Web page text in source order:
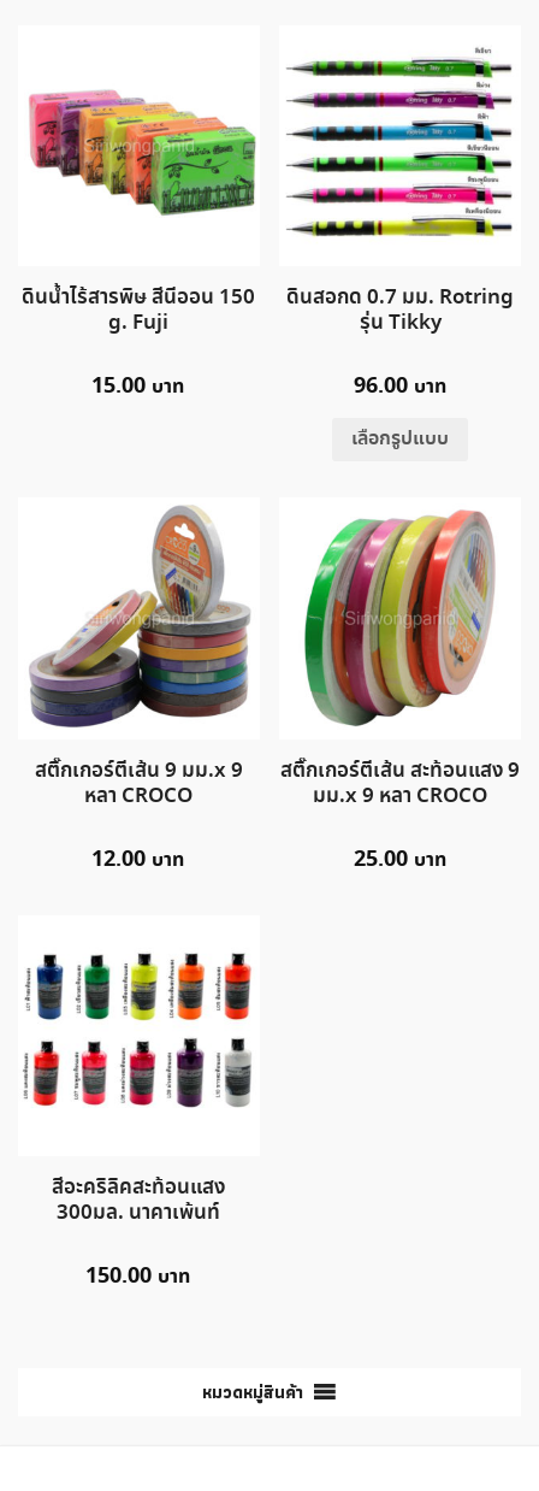
ดินน้ำไร้สารพิษ สีนีออน 150
g. Fuji
15.00
ดินสอกด 0.7 มม. Rotring
รุ่น Tikky
96.00
เลือกรูปแบบ
สติ๊กเกอร์ตีเส้น 9 มม.x 9
หลา CROCO
12.00
สติ๊กเกอร์ตีเส้น สะท้อนแสง 9
มม.x 9 หลา CROCO
25.00
สีอะคริลิคสะท้อนแสง
300มล. นาคาเพ้นท์
150.00
หมวดหมู่สินค้า